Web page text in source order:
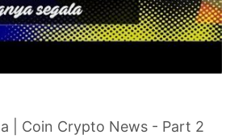
| Coin Crypto News - Part 2